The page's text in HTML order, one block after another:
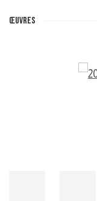
ŒUVRES